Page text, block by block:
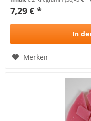
7,29 € *
In
Merken